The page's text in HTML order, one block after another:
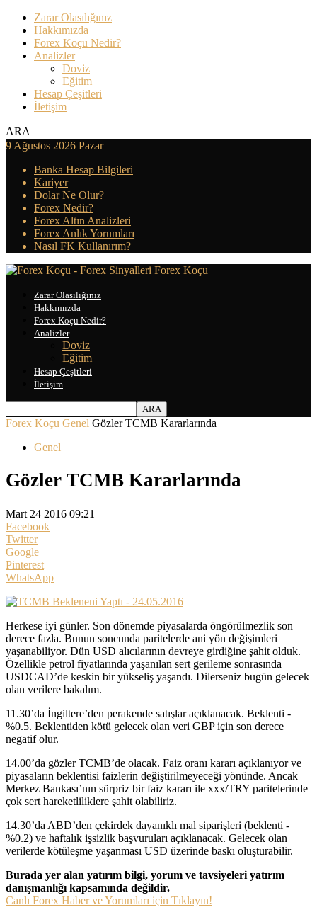
Zarar Olasılığınız
Hakkımızda
Forex Koçu Nedir?
Analizler
Doviz
Eğitim
Hesap Çeşitleri
İletişim
ARA
9 Ağustos 2026 Pazar
Banka Hesap Bilgileri
Kariyer
Dolar Ne Olur?
Forex Nedir?
Forex Altın Analizleri
Forex Anlık Yorumları
Nasıl FK Kullanırım?
Forex Koçu
Zarar Olasılığınız
Hakkımızda
Forex Koçu Nedir?
Analizler
Doviz
Eğitim
Hesap Çeşitleri
İletişim
Forex Koçu Genel Gözler TCMB Kararlarında
Genel
Gözler TCMB Kararlarında
Mart 24 2016 09:21
Facebook
Twitter
Google+
Pinterest
WhatsApp
Herkese iyi günler. Son dönemde piyasalarda öngörülmezlik son
derece fazla. Bunun soncunda paritelerde ani yön değişimleri
yaşanabiliyor. Dün USD alıcılarının devreye girdiğine şahit olduk.
Özellikle petrol fiyatlarında yaşanılan sert gerileme sonrasında
USDCAD’de keskin bir yükseliş yaşandı. Dilerseniz bugün gelecek
olan verilere bakalım.
11.30’da İngiltere’den perakende satışlar açıklanacak. Beklenti -
%0.5. Beklentiden kötü gelecek olan veri GBP için son derece
negatif olur.
14.00’da gözler TCMB’de olacak. Faiz oranı kararı açıklanıyor ve
piyasaların beklentisi faizlerin değiştirilmeyeceği yönünde. Ancak
Merkez Bankası’nın sürpriz bir faiz kararı ile xxx/TRY paritelerinde
çok sert hareketliliklere şahit olabiliriz.
14.30’da ABD’den çekirdek dayanıklı mal siparişleri (beklenti -
%0.2) ve haftalık işsizlik başvuruları açıklanacak. Gelecek olan
verilerde kötüleşme yaşanması USD üzerinde baskı oluşturabilir.
Burada yer alan yatırım bilgi, yorum ve tavsiyeleri yatırım
danışmanlığı kapsamında değildir.
Canlı Forex Haber ve Yorumları için Tıklayın!